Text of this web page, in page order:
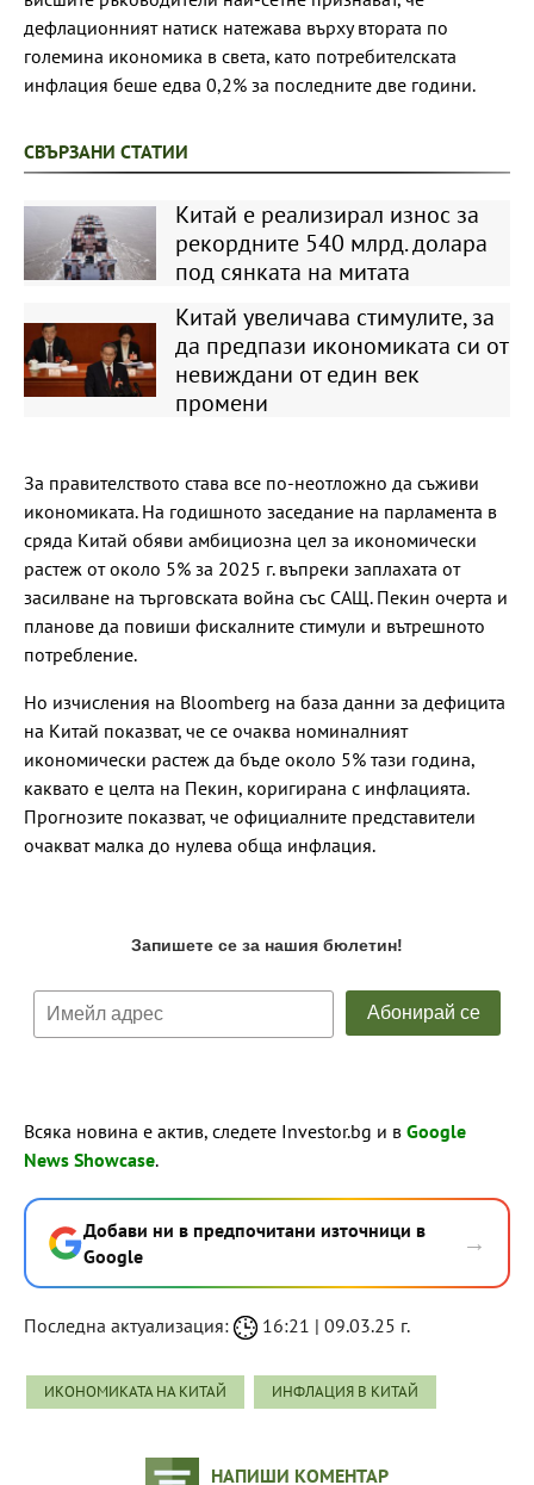
дефлационният натиск натежава върху втората по
големина икономика в света, като потребителската
инфлация беше едва 0,2% за последните две години.
СВЪРЗАНИ СТАТИИ
Китай е реализирал износ за
рекордните 540 млрд. долара
под сянката на митата
Китай увеличава стимулите, за
да предпази икономиката си от
невиждани от един век
промени
За правителството става все по-неотложно да съживи
икономиката. На годишното заседание на парламента в
сряда Китай обяви амбициозна цел за икономически
растеж от около 5% за 2025 г. въпреки заплахата от
засилване на търговската война със САЩ. Пекин очерта и
планове да повиши фискалните стимули и вътрешното
потребление.
Но изчисления на Bloomberg на база данни за дефицита
на Китай показват, че се очаква номиналният
икономически растеж да бъде около 5% тази година,
каквато е целта на Пекин, коригирана с инфлацията.
Прогнозите показват, че официалните представители
очакват малка до нулева обща инфлация.
Всяка новина е актив, следете Investor.bg и в Google
News Showcase.
Добави ни в предпочитани източници в
Google
→
Последна актуализация: 16:21 | 09.03.25 г.
ИКОНОМИКАТА НА КИТАЙ ИНФЛАЦИЯ В КИТАЙ
НАПИШИ КОМЕНТАР